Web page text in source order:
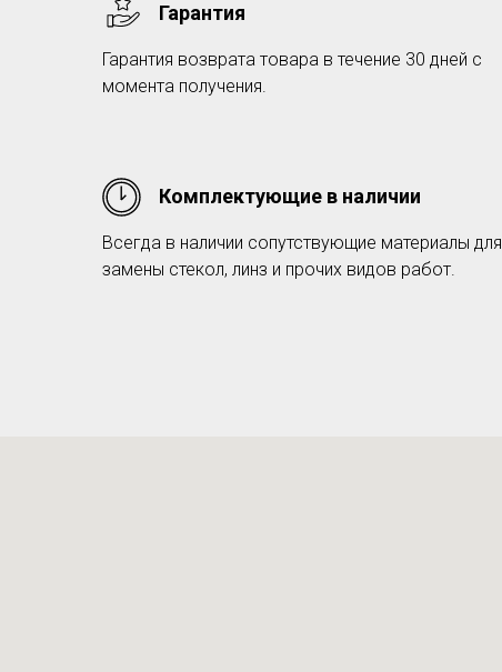
Гарантия
Гарантия возврата товара в течение 30 дней с
момента получения.
Комплектующие в наличии
Всегда в наличии сопутствующие материалы для
замены стекол, линз и прочих видов работ.